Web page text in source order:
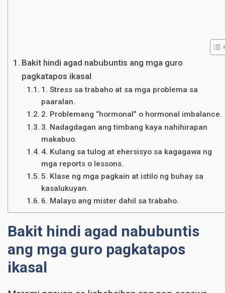
Bakit hindi agad nabubuntis ang mga guro
pagkatapos ikasal
1. Stress sa trabaho at sa mga problema sa
paaralan.
2. Problemang “hormonal” o hormonal imbalance.
3. Nadagdagan ang timbang kaya nahihirapan
makabuo.
4. Kulang sa tulog at ehersisyo sa kagagawa ng
mga reports o lessons.
5. Klase ng mga pagkain at istilo ng buhay sa
kasalukuyan.
6. Malayo ang mister dahil sa trabaho.
Bakit hindi agad nabubuntis
ang mga guro pagkatapos
ikasal